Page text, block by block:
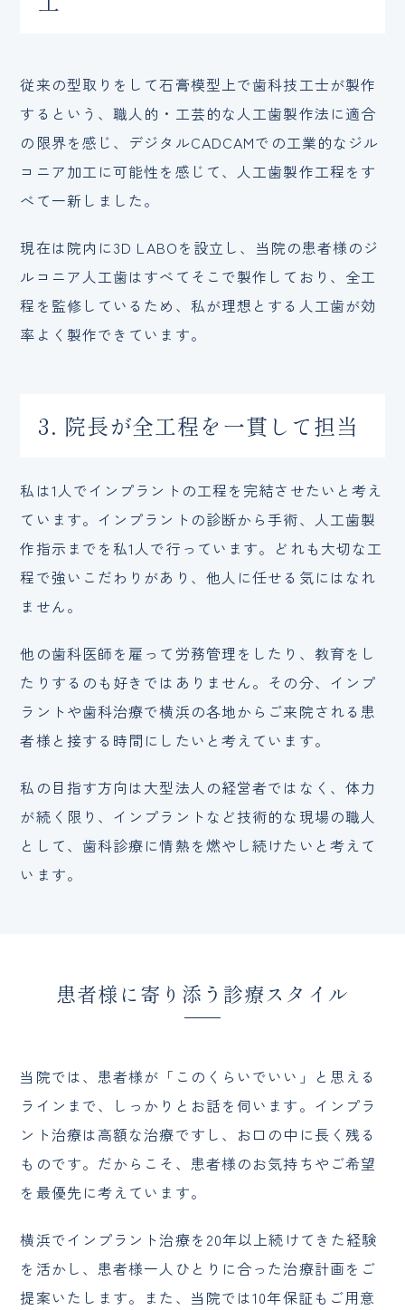
従来の型取りをして石膏模型上で歯科技工士が製作
するという、職人的・工芸的な人工歯製作法に適合
の限界を感じ、デジタルCADCAMでの工業的なジル
コニア加工に可能性を感じて、人工歯製作工程をす
べて一新しました。
現在は院内に3D LABOを設立し、当院の患者様のジ
ルコニア人工歯はすべてそこで製作しており、全工
程を監修しているため、私が理想とする人工歯が効
率よく製作できています。
3. 院長が全工程を一貫して担当
私は1人でインプラントの工程を完結させたいと考え
ています。インプラントの診断から手術、人工歯製
作指示までを私1人で行っています。どれも大切な工
程で強いこだわりがあり、他人に任せる気にはなれ
ません。
他の歯科医師を雇って労務管理をしたり、教育をし
たりするのも好きではありません。その分、インプ
ラントや歯科治療で横浜の各地からご来院される患
者様と接する時間にしたいと考えています。
私の目指す方向は大型法人の経営者ではなく、体力
が続く限り、インプラントなど技術的な現場の職人
として、歯科診療に情熱を燃やし続けたいと考えて
います。
患者様に寄り添う診療スタイル
当院では、患者様が「このくらいでいい」と思える
ラインまで、しっかりとお話を伺います。インプラ
ント治療は高額な治療ですし、お口の中に長く残る
ものです。だからこそ、患者様のお気持ちやご希望
を最優先に考えています。
横浜でインプラント治療を20年以上続けてきた経験
を活かし、患者様一人ひとりに合った治療計画をご
提案いたします。また、当院では10年保証もご用意